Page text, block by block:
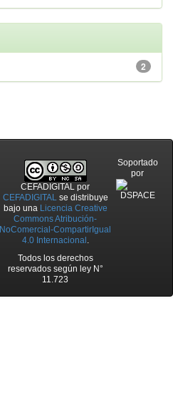
2
CEFADIGITAL por
CEFADIGITALse distribuye
bajo una Licencia Creative
Commons Atribución-
NoComercial-CompartirIgual
4.0 Internacional .
Todos los derechos
reservados según ley N°
11.723
Soportado
por